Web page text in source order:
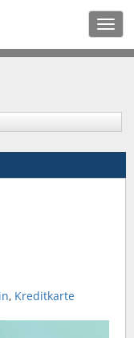
, Kreditkarte